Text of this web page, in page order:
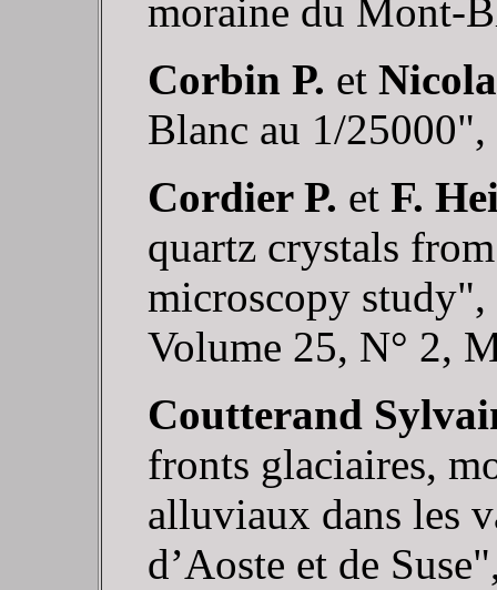
moraine du Mont-
Corbin P. et
Blanc au 1/25000",
Cordier P. et F.
quartz crystals
microscopy
Volume 25, N° 2,
Coutterand
fronts glaciaires,
alluviaux dans les
d’Aoste et de